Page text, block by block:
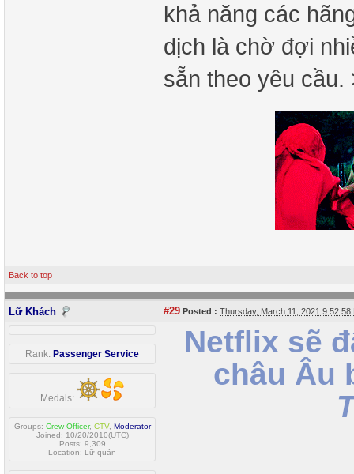
khả năng các
dịch là chờ đợi
sẵn theo yêu
Back to top
Lữ Khách #29 Posted : Thursday, March 11, 2021 9:52:58
Rank: Passenger Service
Medals:
Groups: Crew Officer, CTV, Moderator
Joined: 10/20/2010(UTC)
Posts: 9,309
Location: Lữ quán
Netflix sẽ
châu Âu